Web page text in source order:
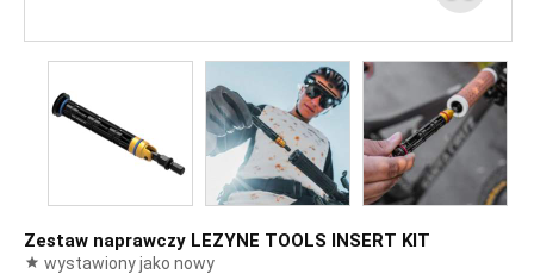
Zestaw naprawczy LEZYNE TOOLS INSERT KIT
wystawiony jako nowy